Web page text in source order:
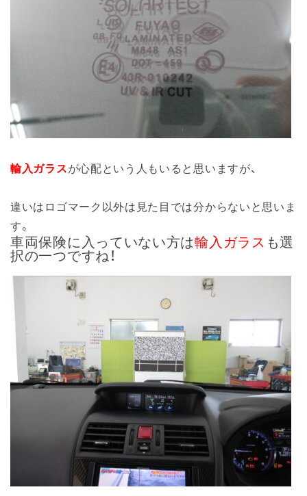
輸入ガラスが心配という人もいると思いますが、
違いはロゴマーク以外は見た目では分からないと思いま
す。
車両保険に入っていない方は輸入ガラス も選
択の一つですね！